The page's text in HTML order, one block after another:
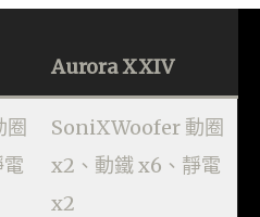
Aurora XXIV
SoniXWoofer 動圈
x2、動鐵 x6、靜電
x2